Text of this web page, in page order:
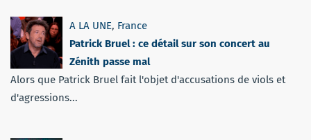
A LA UNE, France
Patrick Bruel : ce détail sur son concert au
Zénith passe mal
Alors que Patrick Bruel fait l'objet d'accusations de viols et
d'agressions...